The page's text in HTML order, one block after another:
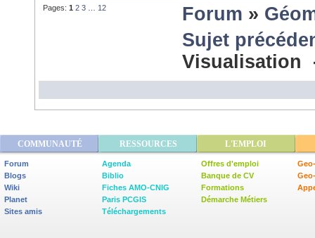
Pages: 1 2 3 12 Forum »
Sujet
COMMUNAUTÉ RESSOURCES L'EMPLOI
Forum
Blogs
Wiki
Planet
Sites amis
Agenda
Biblio
Fiches AMO-CNIG
Paris PCGIS
Téléchargements
Offres d'emploi
Banque de CV
Formations
Démarche Métiers